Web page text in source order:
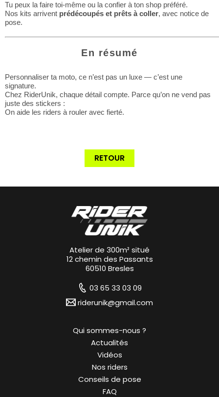
Tu peux la faire toi-même ou la confier à ton shop préféré.
Nos kits arrivent prédécoupés et prêts à coller, avec notice de
pose.
En résumé
Personnaliser ta moto, ce n’est pas un luxe — c’est une
signature.
Chez RiderUnik, chaque détail compte. Parce qu’on ne vend pas
juste des stickers :
On aide les riders à rouler avec fierté.
RETOUR
Atelier de 300m² situé
12 chemin des Passants
60510 Bresles
03 65 33 03 09
riderunik@gmail.com
Qui sommes-nous ?
Actualités
Vidéos
Nos riders
Conseils de pose
FAQ